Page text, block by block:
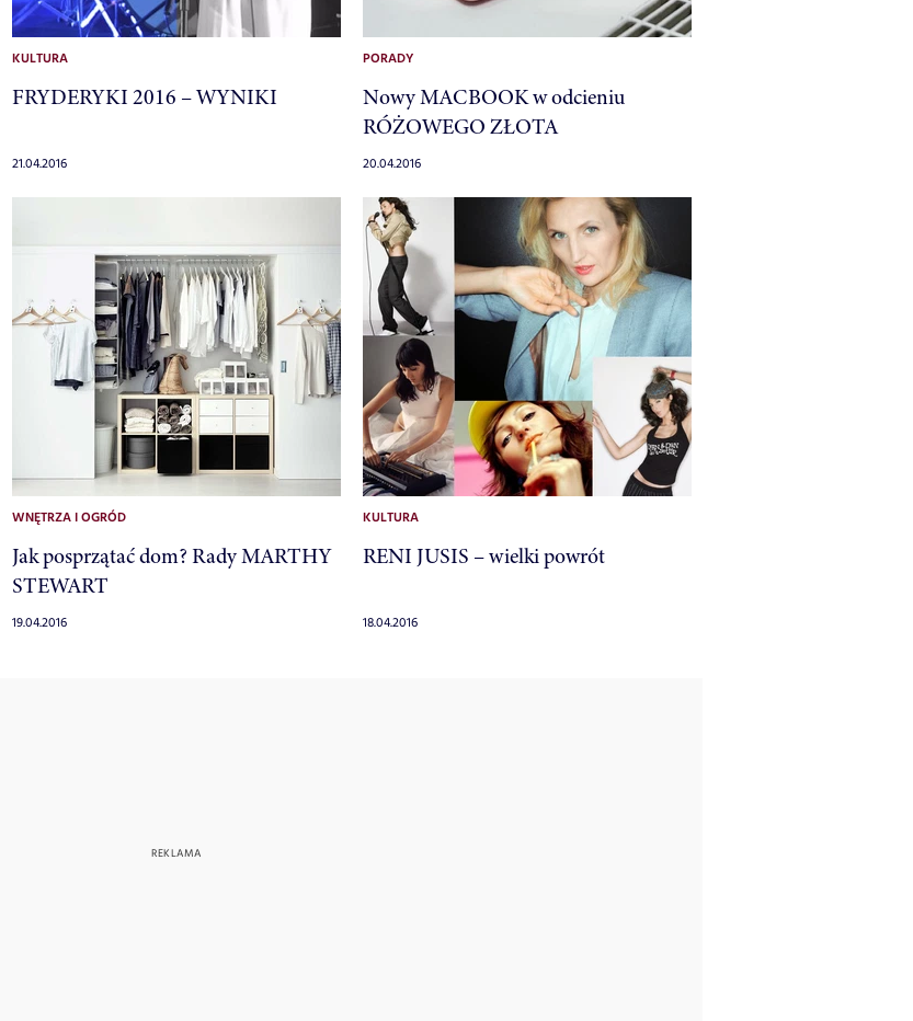
KULTURA
FRYDERYKI 2016 – WYNIKI
21.04.2016
PORADY
Nowy MACBOOK w odcieniu
RÓŻOWEGO ZŁOTA
20.04.2016
WNĘTRZA I OGRÓD
Jak posprzątać dom? Rady MARTHY
STEWART
19.04.2016
KULTURA
RENI JUSIS – wielki powrót
18.04.2016